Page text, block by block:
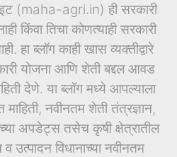
(maha-agri.in) ही सरकारी
किंवा तिचा कोणत्याही सरकारी
हा ब्लॉग काही खास व्यक्तीद्वारे
योजना आणि शेती बद्दल आवड
देणे. या ब्लॉग मध्ये आपल्याला
माहिती, नवीनतम शेती तंत्रज्ञान,
अपडेट्स तसेच कृषी क्षेत्रातील
व उत्पादन विधानाच्या नवीनतम